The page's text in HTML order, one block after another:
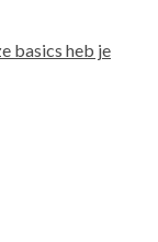
basics heb je